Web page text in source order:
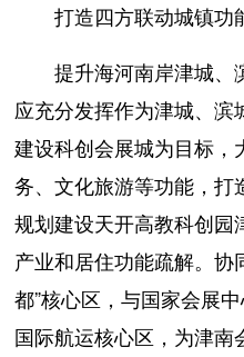
打造四方联动城镇功
提升海河南岸津城、
应充分发挥作为津城、滨
建设科创会展城为目标，
务、文化旅游等功能，
规划建设天开高教科创园
产业和居住功能疏解。协
都”核心区，与国家会展
国际航运核心区，为津